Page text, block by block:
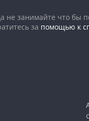
не занимайте что бы
за помощью к